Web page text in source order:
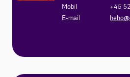
Mobil
+45
E-mail